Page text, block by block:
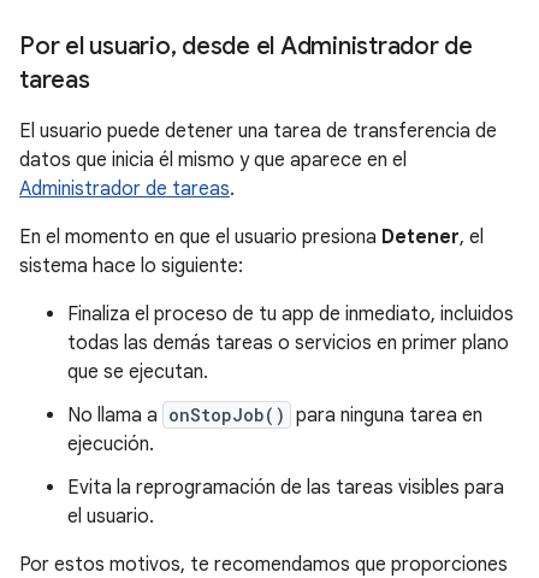
Por el usuario, desde el Administrador de
tareas
El usuario puede detener una tarea de transferencia de
datos que inicia él mismo y que aparece en el
Administrador de tareas.
En el momento en que el usuario presiona Detener, el
sistema hace lo siguiente:
Finaliza el proceso de tu app de inmediato, incluidos
todas las demás tareas o servicios en primer plano
que se ejecutan.
No llama a onStopJob() para ninguna tarea en
ejecución.
Evita la reprogramación de las tareas visibles para
el usuario.
Por estos motivos, te recomendamos que proporciones